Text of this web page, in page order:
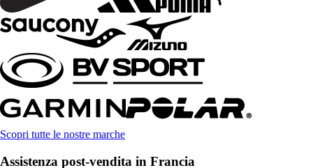
Scopri tutte le nostre marche
Assistenza post-vendita in Francia